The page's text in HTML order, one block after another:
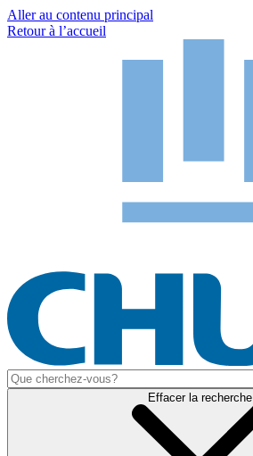
Aller au contenu principal
Retour à l’accueil
Effacer la recherche